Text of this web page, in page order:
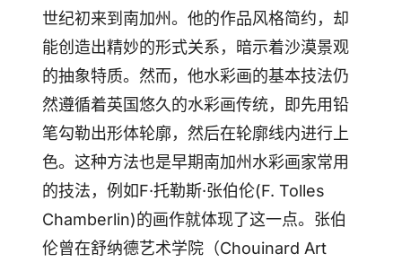
世纪初来到南加州。他的作品风格简约，却
能创造出精妙的形式关系，暗示着沙漠景观
的抽象特质。然而，他水彩画的基本技法仍
然遵循着英国悠久的水彩画传统，即先用铅
笔勾勒出形体轮廓，然后在轮廓线内进行上
色。这种方法也是早期南加州水彩画家常用
的技法，例如F·托勒斯·张伯伦(F. Tolles
Chamberlin)的画作就体现了这一点。张伯
伦曾在舒纳德艺术学院（Chouinard Art